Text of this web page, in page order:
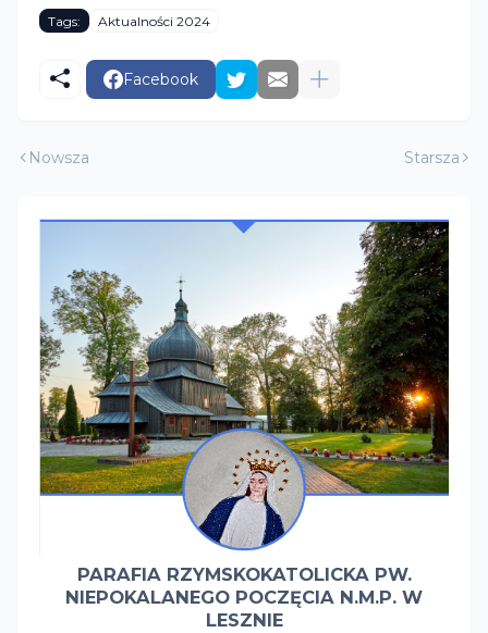
Tags: Aktualności 2024
Facebook
Nowsza Starsza
PARAFIA RZYMSKOKATOLICKA PW.
NIEPOKALANEGO POCZĘCIA N.M.P. W
LESZNIE